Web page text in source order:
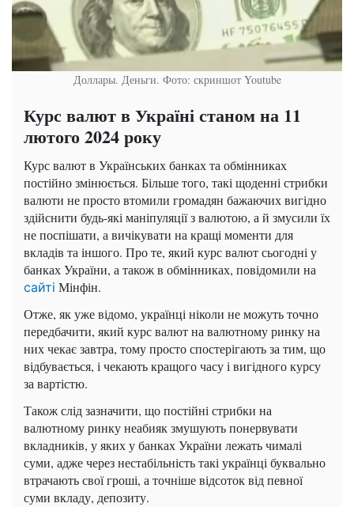
Доллары. Деньги. Фото: скриншот Youtube
Курс валют в Україні станом на 11
лютого 2024 року
Курс валют в Українських банках та обмінниках
постійно змінюється. Більше того, такі щоденні стрибки
валюти не просто втомили громадян бажаючих вигідно
здійснити будь-які маніпуляції з валютою, а й змусили їх
не поспішати, а вичікувати на кращі моменти для
вкладів та іншого. Про те, який курс валют сьогодні у
банках України, а також в обмінниках, повідомили на
сайті Мінфін.
Отже, як уже відомо, українці ніколи не можуть точно
передбачити, який курс валют на валютному ринку на
них чекає завтра, тому просто спостерігають за тим, що
відбувається, і чекають кращого часу і вигідного курсу
за вартістю.
Також слід зазначити, що постійні стрибки на
валютному ринку неабияк змушують понервувати
вкладників, у яких у банках України лежать чималі
суми, адже через нестабільність такі українці буквально
втрачають свої гроші, а точніше відсоток від певної
суми вкладу, депозиту.